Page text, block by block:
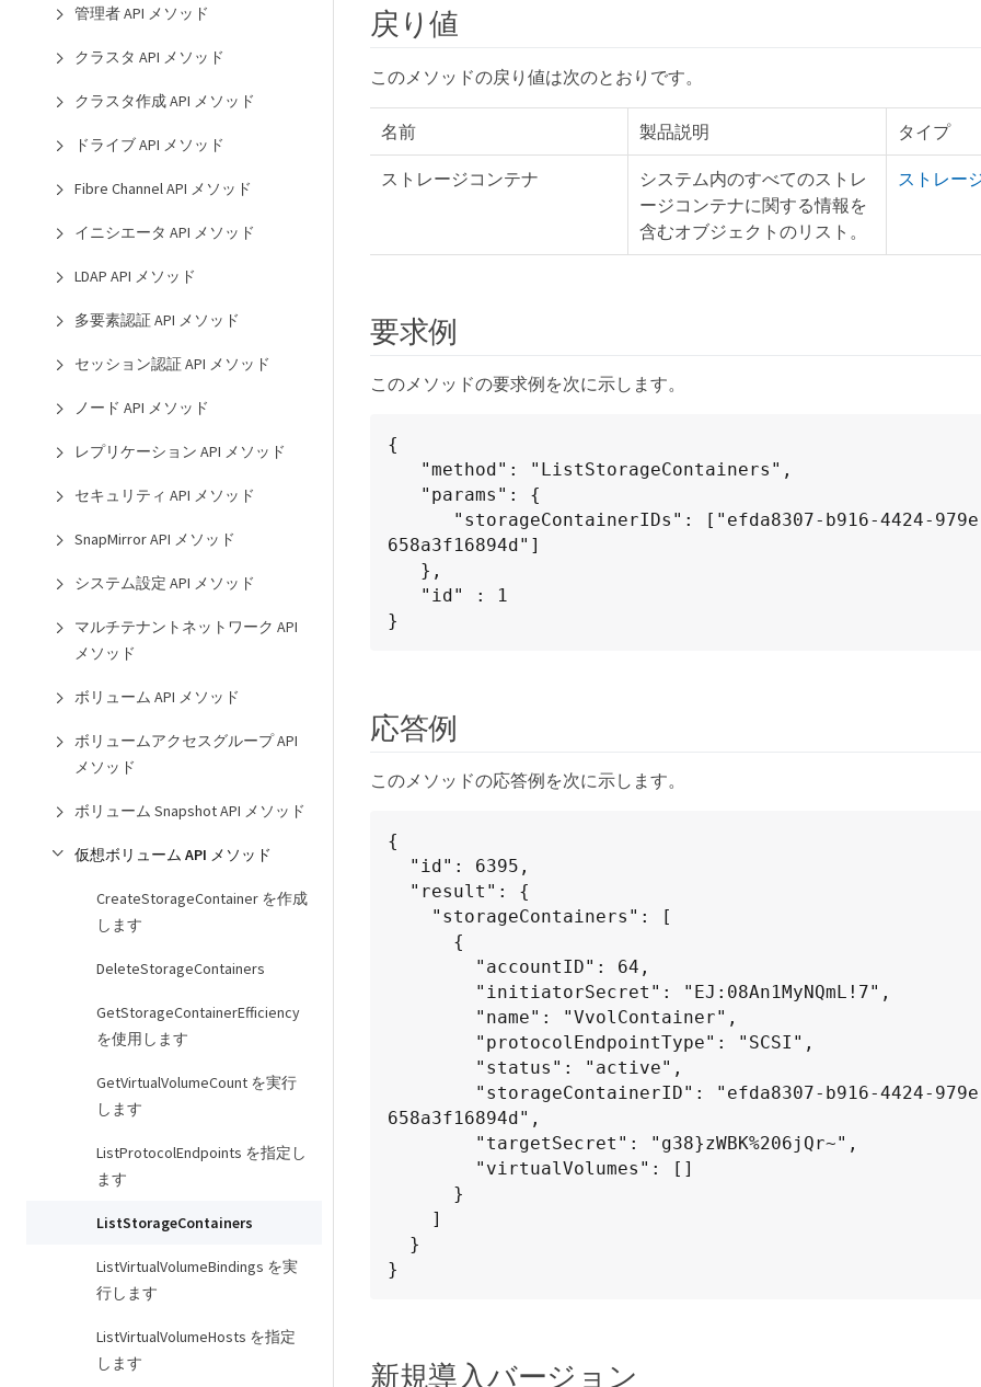
管理者 API メソッド
クラスタ API メソッド
クラスタ作成 API メソッド
ドライブ API メソッド
Fibre Channel API メソッド
イニシエータ API メソッド
LDAP API メソッド
多要素認証 API メソッド
セッション認証 API メソッド
ノード API メソッド
レプリケーション API メソッド
セキュリティ API メソッド
SnapMirror API メソッド
システム設定 API メソッド
マルチテナントネットワーク API
メソッド
ボリューム API メソッド
ボリュームアクセスグループ API
メソッド
ボリューム Snapshot API メソッド
仮想ボリューム API メソッド
CreateStorageContainer を作成
します
DeleteStorageContainers
GetStorageContainerEfficiency
を使用します
GetVirtualVolumeCount を実行
します
ListProtocolEndpoints を指定し
ます
ListStorageContainers
ListVirtualVolumeBindings を実
行します
ListVirtualVolumeHosts を指定
します
戻り値
このメソッドの戻り値は次のとおりです。
名前 製品説明 タイプ
ストレージコンテナ
システム内のすべてのストレ
ージコンテナに関する情報を
含むオブジェクトのリスト。
ストレー
要求例
このメソッドの要求例を次に示します。
{
658a3f16894d"]
}
応答例
このメソッドの応答例を次に示します。
{
658a3f16894d",
}
新規導入バージョン